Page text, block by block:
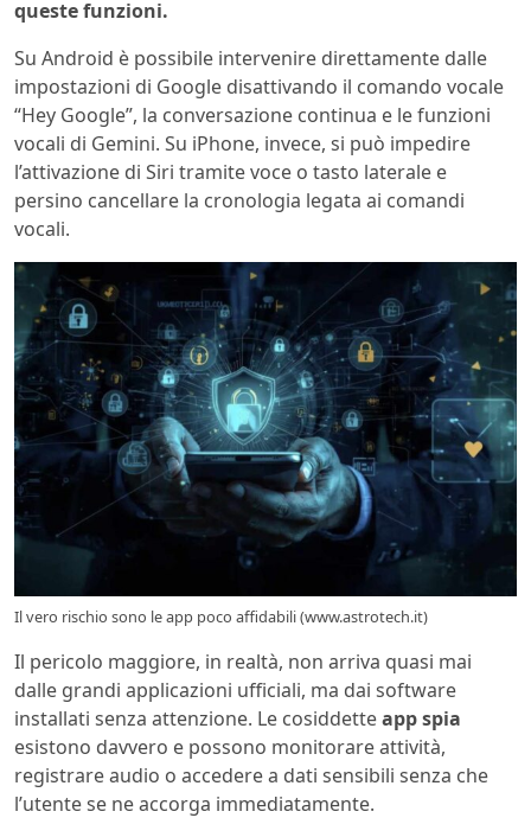
queste funzioni.
Su Android è possibile intervenire direttamente dalle
impostazioni di Google disattivando il comando vocale
“Hey Google”, la conversazione continua e le funzioni
vocali di Gemini. Su iPhone, invece, si può impedire
l’attivazione di Siri tramite voce o tasto laterale e
persino cancellare la cronologia legata ai comandi
vocali.
Il vero rischio sono le app poco affidabili (www.astrotech.it)
Il pericolo maggiore, in realtà, non arriva quasi mai
dalle grandi applicazioni ufficiali, ma dai software
installati senza attenzione. Le cosiddetteapp spia
esistono davvero e possono monitorare attività,
registrare audio o accedere a dati sensibili senza che
l’utente se ne accorga immediatamente.